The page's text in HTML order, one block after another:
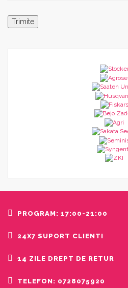
PROGRAM: 17:00-21:00
24X7 SUPORT CLIENTI
14 ZILE DREPT DE RETUR
TELEFON: 0728075920